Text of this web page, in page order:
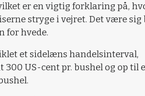
er en vigtig forklaring på,
stryge i vejret. Det være sig
for hvede.
et sidelæns handelsinterval,
300 US-cent pr. bushel og op til